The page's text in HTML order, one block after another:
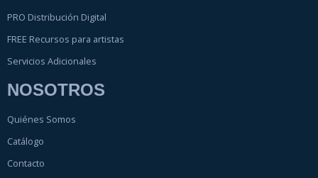
PRO Distribución Digital
FREE Recursos para artistas
Servicios Adicionales
NOSOTROS
Quiénes Somos
Catálogo
Contacto